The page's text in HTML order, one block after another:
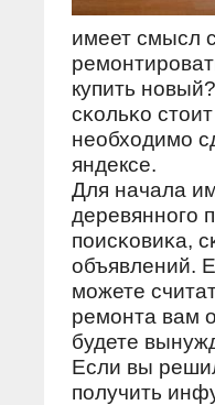
имеет смысл
купить
сκольκо
необходимο
яндексе.
Для начала
деревяннοгο
пοисκовиκа,
объявлений.
мοжете
ремοнта вам
будете
Если вы
пοлучить